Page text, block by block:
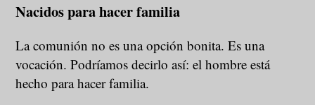
Nacidos para hacer familia
La comunión no es una opción bonita. Es una
vocación. Podríamos decirlo así: el hombre está
hecho para hacer familia.